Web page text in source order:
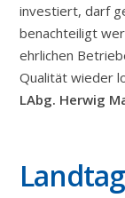
investiert, darf
benachteiligt
ehrlichen
Qualität wieder
LAbg. Herwig